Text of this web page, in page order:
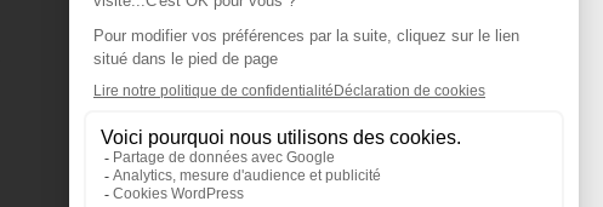
Téléchargez l'application
Les cookies
Gestion des cookies